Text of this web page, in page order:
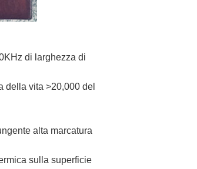
di larghezza di
della vita >20,000 del
alta marcatura
sulla superficie